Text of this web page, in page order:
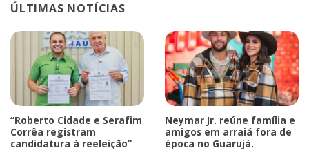
ÚLTIMAS NOTÍCIAS
“Roberto Cidade e Serafim
Corrêa registram
candidatura à reeleição”
Neymar Jr. reúne família e
amigos em arraiá fora de
época no Guarujá.